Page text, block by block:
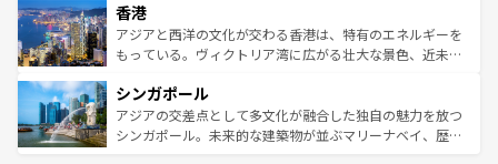
とつ。フォーやバインミー、ベトナムコーヒーなどは、ぜ
ひ現地で味わいたい。どの地域を訪れてもあたたかい人々
が旅行者を迎えてくれるので、きっと忘れられない旅にな
参照してほしい。
の活気が交差している。北部ではチェンマイなどの山岳地
帯で自然と触れ合い、南部ではプーケットやクラビの美し
いビーチでリゾート気分を楽しむことができる。タイ料理
激する。気候は一年中温暖で、どの季節にも異なる楽しみ
が待っている。親しみやすいタイの人々、仏教を中心とし
た文化、そして多様な観光資源が、訪れる旅人を魅了し続
香港
アジアと西洋の文化が交わる香港は、特有のエネルギーを
もっている。ヴィクトリア湾に広がる壮大な景色、近未来
み、どこを訪れても感動するはず。観光スポットが密集し
ており、効率よく見どころを回れるのも魅力。息をのむよ
うな絶景から文化的な体験まで、香港を存分に楽しみ尽く
シンガポール
アジアの交差点として多文化が融合した独自の魅力を放つ
シンガポール。未来的な建築物が並ぶマリーナベイ、歴史